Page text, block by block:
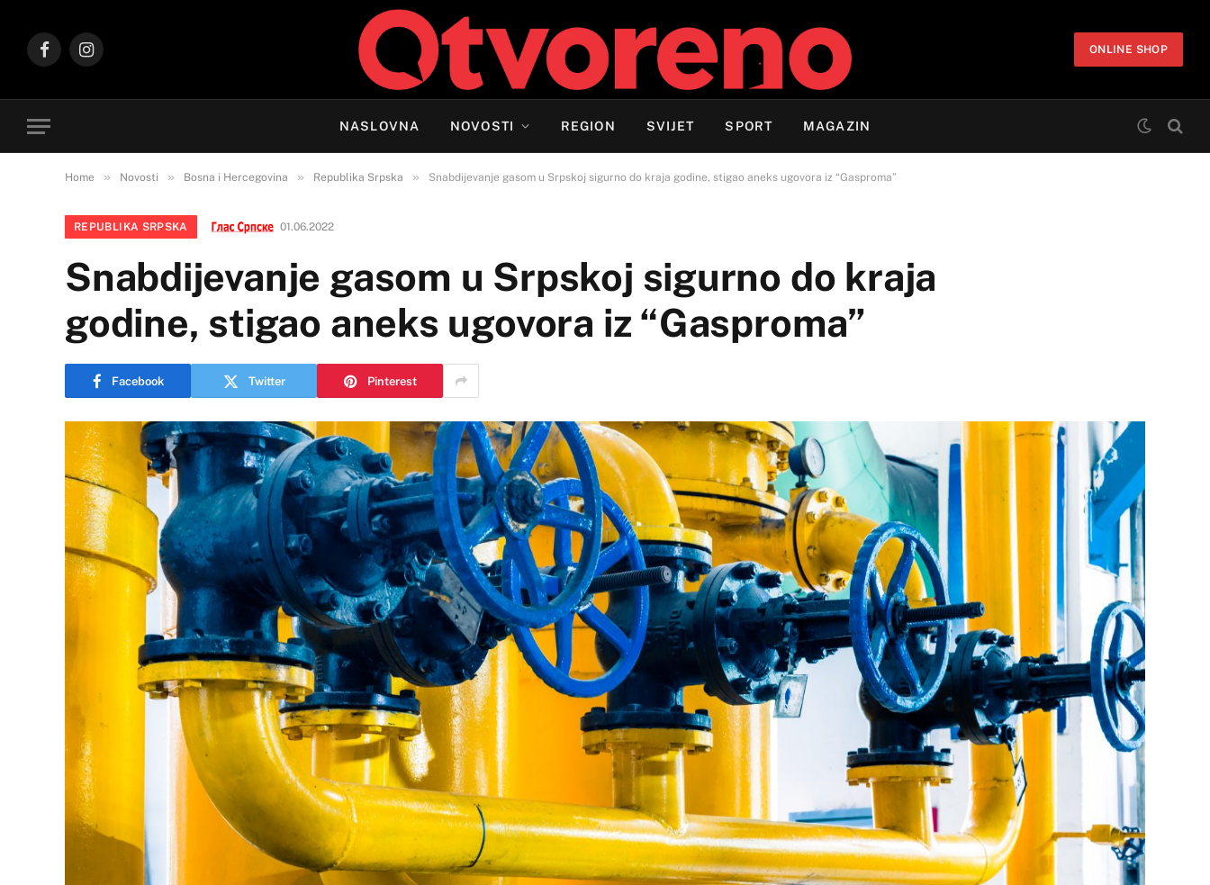
FacebookInstagram
ONLINE SHOP
NASLOVNA NOVOSTI REGION SVIJET SPORT MAGAZIN
Home » Novosti » Bosna i Hercegovina » Republika Srpska » Snabdijevanje gasom u Srpskoj sigurno do kraja godine, stigao aneks ugovora iz “Gasproma”
REPUBLIKA SRPSKA 01.06.2022
Snabdijevanje gasom u Srpskoj sigurno do kraja
godine, stigao aneks ugovora iz “Gasproma”
Facebook Twitter Pinterest